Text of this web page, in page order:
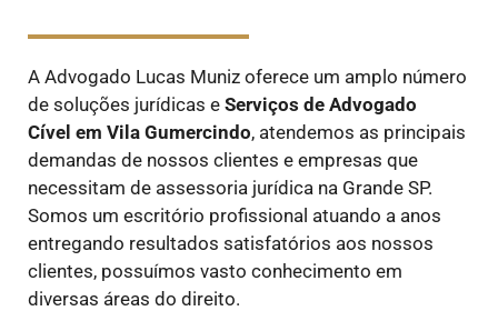
A Advogado Lucas Muniz oferece um amplo número
de soluções jurídicas e Serviços de Advogado
Cível em Vila Gumercindo, atendemos as principais
demandas de nossos clientes e empresas que
necessitam de assessoria jurídica na Grande SP.
Somos um escritório profissional atuando a anos
entregando resultados satisfatórios aos nossos
clientes, possuímos vasto conhecimento em
diversas áreas do direito.